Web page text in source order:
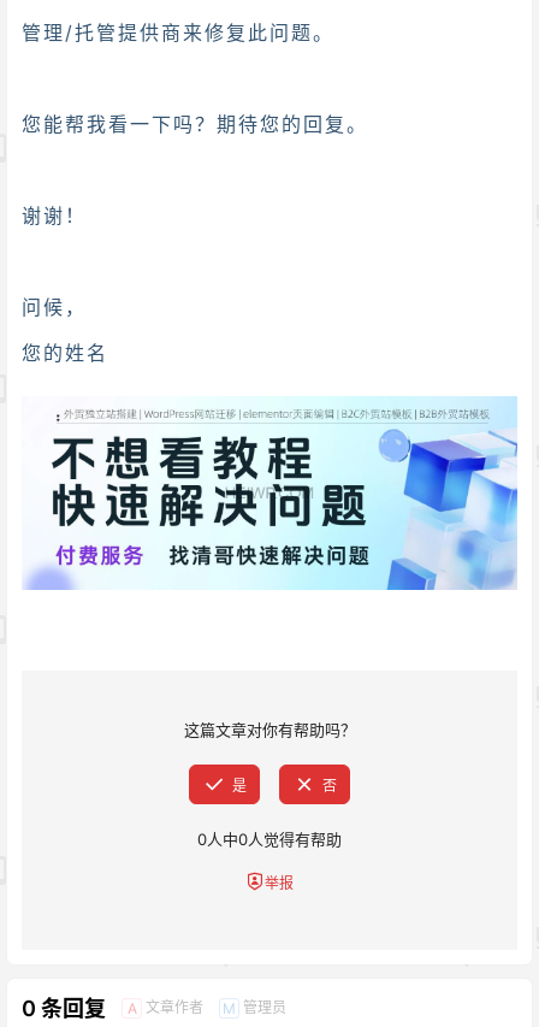
管理/托管提供商来修复此问题。
您能帮我看一下吗？期待您的回复。
谢谢！
问候，
您的姓名
这篇文章对你有帮助吗？
是 否
0人中0人觉得有帮助
举报
0 条回复 A 文章作者 M 管理员